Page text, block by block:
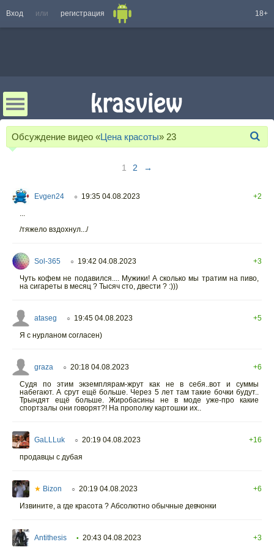
Вход или регистрация 18+
Обсуждение видео «Цена красоты» 23
1 2 →
Evgen24 ○ 19:35 04.08.2023
+2
...
/тяжело вздохнул.../
Sol-365 ○ 19:42 04.08.2023
+3
Чуть кофем не подавился.... Мужики! А сколько мы тратим на пиво,
на сигареты в месяц ? Тысяч сто, двести ? :)))
ataseg ○ 19:45 04.08.2023
+5
Я с нурланом согласен)
graza ○ 20:18 04.08.2023
+6
Судя по этим экземплярам-жрут как не в себя..вот и суммы
набегают. А срут ещё больше. Через 5 лет там такие бочки будут..
Трындят ещё больше. Жиробасины не в моде уже-про какие
спортзалы они говорят?! На прополку картошки их..
GaLLLuk ○ 20:19 04.08.2023
+16
продавцы с дубая
★ Bizon ○ 20:19 04.08.2023
+6
Извините, а где красота ? Абсолютно обычные девчонки
Antithesis • 20:43 04.08.2023
+3